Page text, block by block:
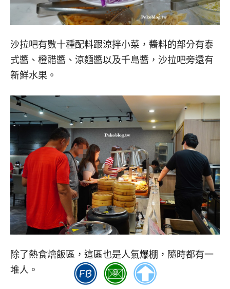
沙拉吧有數十種配料跟涼拌小菜，醬料的部分有泰
式醬、橙醋醬、涼麵醬以及千島醬，沙拉吧旁還有
新鮮水果。
除了熱食燴飯區，這區也是人氣爆棚，隨時都有一
堆人。